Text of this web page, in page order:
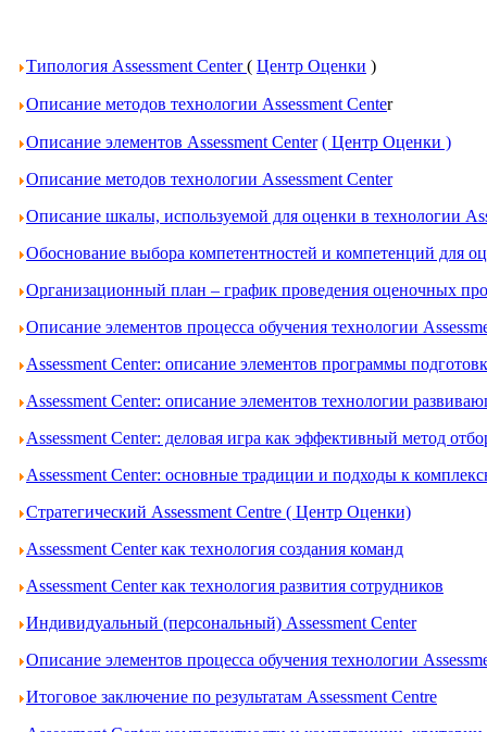
Типология Assessment Center( Центр Оценки )
Описание методов технологии Assessment Center
Описание элементов Assessment Center ( Центр Оценки )
Описание методов технологии Assessment Center
Описание шкалы, используемой для оценки в технологии
Обоснование выбора компетентностей и компетенций для
Организационный план – график проведения оценочных
Описание элементов процесса обучения технологии
Assessment Center: описание элементов программы
Assessment Center: описание элементов технологии
Assessment Center: деловая игра как эффективный метод
Assessment Center: основные традиции и подходы к
Стратегический Assessment Centre ( Центр Оценки)
Assessment Center как технология создания команд
Assessment Center как технология развития сотрудников
Индивидуальный (персональный) Assessment Center
Описание элементов процесса обучения технологии
Итоговое заключение по результатам Assessment Centre